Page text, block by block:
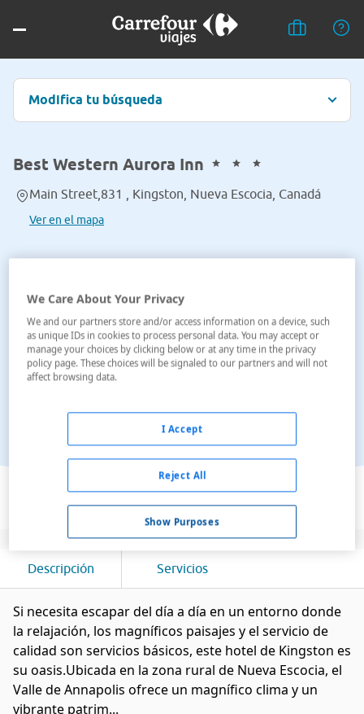
Modifica tu búsqueda
Best Western Aurora Inn
Main Street,831 , Kingston, Nueva Escocia, Canadá
Ver en el mapa
Ver en el mapa
Descripción Servicios
Si necesita escapar del día a día en un entorno donde
la relajación, los magníficos paisajes y el servicio de
calidad son servicios básicos, este hotel de Kingston es
su oasis.Ubicada en la zona rural de Nueva Escocia, el
Valle de Annapolis ofrece un magnífico clima y un
vibrante patrim...
We Care About Your Privacy
We and our partners store and/or access information on a device, such
as unique IDs in cookies to process personal data. You may accept or
manage your choices by clicking below or at any time in the privacy
policy page. These choices will be signaled to our partners and will not
affect browsing data.
Show Purposes
Reject All
I Accept